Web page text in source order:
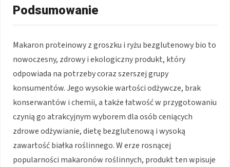
Podsumowanie
Makaron proteinowy z groszku i ryżu bezglutenowy bio to
nowoczesny, zdrowy i ekologiczny produkt, który
odpowiada na potrzeby coraz szerszej grupy
konsumentów. Jego wysokie wartości odżywcze, brak
konserwantów i chemii, a także łatwość w przygotowaniu
czynią go atrakcyjnym wyborem dla osób ceniących
zdrowe odżywianie, dietę bezglutenową i wysoką
zawartość białka roślinnego. W erze rosnącej
popularności makaronów roślinnych, produkt ten wpisuje